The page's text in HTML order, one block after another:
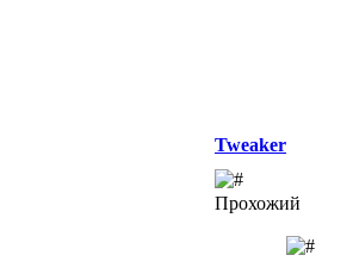
Tweaker
Прохожий